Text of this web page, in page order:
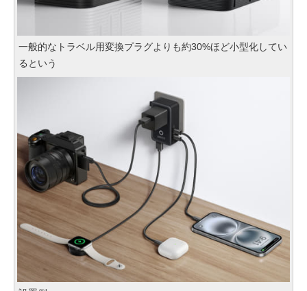
一般的なトラベル用変換プラグよりも約30%ほど小型化してい
るという